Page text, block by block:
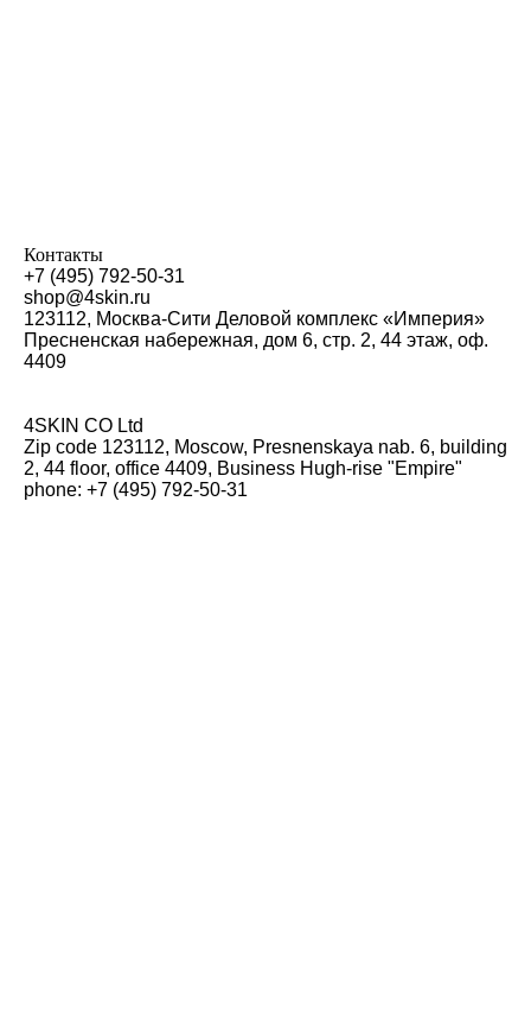
Контакты
+7 (495) 792-50-31
shop@4skin.ru
123112, Москва-Сити Деловой комплекс «Империя»
Пресненская набережная, дом 6, стр. 2, 44 этаж, оф.
4409
4SKIN CO Ltd
Zip code 123112, Moscow, Presnenskaya nab. 6, building
2, 44 floor, office 4409, Business Hugh-rise "Empire"
phone: +7 (495) 792-50-31